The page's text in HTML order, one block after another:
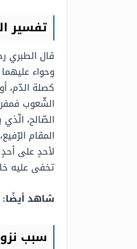
تفسير
قال الطبري
وحواء
كصلة الدّم،
الشّعوب
الصّالح،
المقام
لأحدٍ على
تخفى عليه
شاهد أيضًا:
سبب